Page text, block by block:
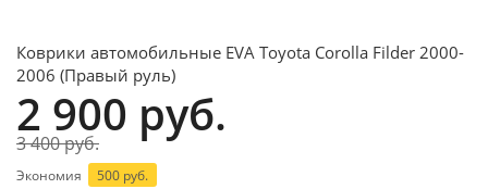
Коврики автомобильные EVA Toyota Corolla Filder 2000-
2006 (Правый руль)
2 900 руб.
3 400 руб.
Экономия 500 руб.